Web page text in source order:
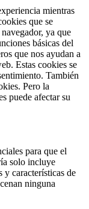
mientras
que se
ya que
básicas del
que nos ayudan a
Estas cookies se
También
Pero la
puede afectar su
para que el
solo incluye
y características de
ninguna